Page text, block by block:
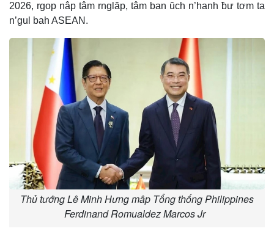
2026, rgop nâp tâm rnglăp, tâm ban ŭch n’hanh ƀư tơm ta
n’gul bah ASEAN.
Thủ tướng Lê Minh Hưng mâp Tổng thống Philippines
Ferdinand Romualdez Marcos Jr